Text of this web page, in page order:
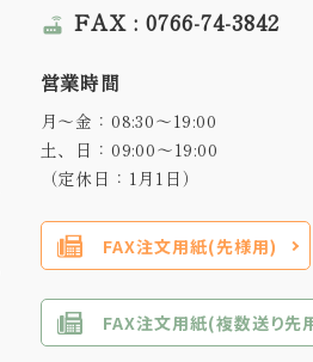
router FAX : 0766-74-3842
営業時間
月～金：08:30～19:00
土、日：09:00～19:00
（定休日：1月1日）
FAX注文用紙(先様用)
FAX注文用紙(複数送り先